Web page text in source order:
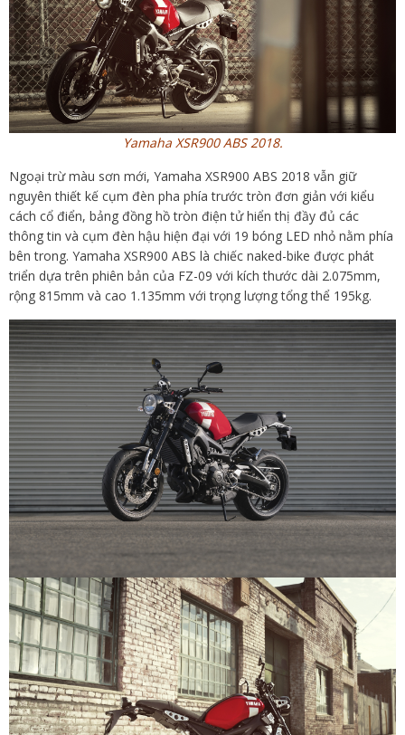
Yamaha XSR900 ABS 2018.
Ngoại trừ màu sơn mới, Yamaha XSR900 ABS 2018 vẫn giữ
nguyên thiết kế cụm đèn pha phía trước tròn đơn giản với kiểu
cách cổ điển, bảng đồng hồ tròn điện tử hiển thị đầy đủ các
thông tin và cụm đèn hậu hiện đại với 19 bóng LED nhỏ nằm phía
bên trong. Yamaha XSR900 ABS là chiếc naked-bike được phát
triển dựa trên phiên bản của FZ-09 với kích thước dài 2.075mm,
rộng 815mm và cao 1.135mm với trọng lượng tổng thể 195kg.